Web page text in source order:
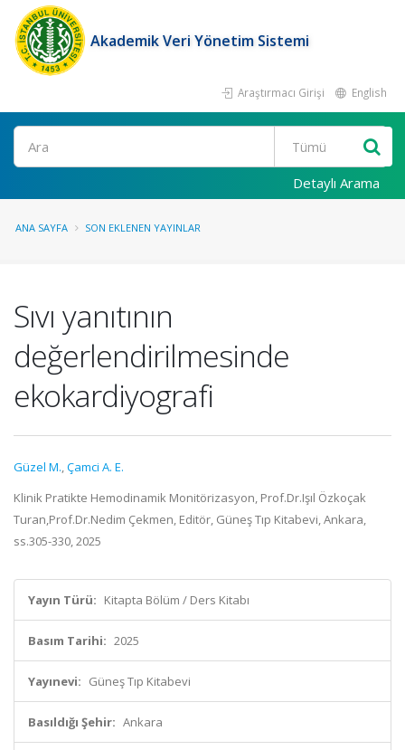
Akademik Veri Yönetim Sistemi
Araştırmacı Girişi English
Ara
Detaylı Arama
ANA SAYFA SON EKLENEN YAYINLAR
Sıvı yanıtının
değerlendirilmesinde
ekokardiyografi
Güzel M.,Çamci A. E.
Klinik Pratikte Hemodinamik Monitörizasyon, Prof.Dr.Işıl Özkoçak
Turan,Prof.Dr.Nedim Çekmen, Editör, Güneş Tıp Kitabevi, Ankara,
ss.305-330, 2025
Yayın Türü: Kitapta Bölüm / Ders Kitabı
Basım Tarihi: 2025
Yayınevi: Güneş Tıp Kitabevi
Basıldığı Şehir: Ankara